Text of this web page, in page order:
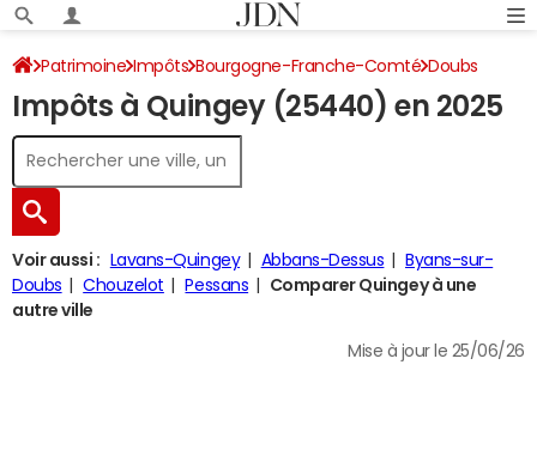
Patrimoine Impôts Bourgogne-Franche-Comté Doubs
Quingey Impôt sur le revenu
Impôts à Quingey (25440) en 2025
Voir aussi : Lavans-Quingey Abbans-Dessus
Byans-sur-
Doubs
Chouzelot Pessans
Comparer Quingey à une
autre ville
Mise à jour le 25/06/26